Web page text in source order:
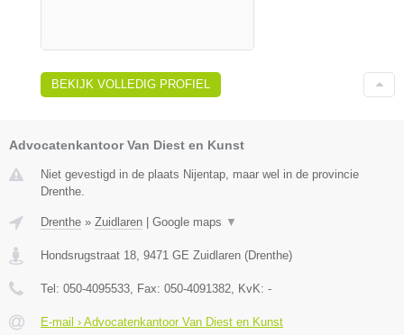
BEKIJK VOLLEDIG PROFIEL
Advocatenkantoor Van Diest en Kunst
Niet gevestigd in de plaats Nijentap, maar wel in de provincie
Drenthe.
Drenthe » Zuidlaren Google maps ▼
Hondsrugstraat 18, 9471 GE Zuidlaren (Drenthe)
Tel: 050-4095533, Fax: 050-4091382, KvK: -
E-mail › Advocatenkantoor Van Diest en Kunst